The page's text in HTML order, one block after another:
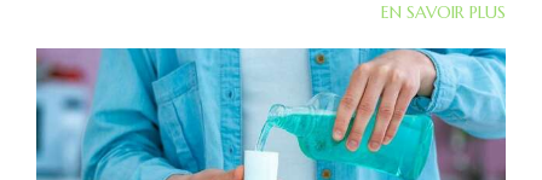
EN SAVOIR PLUS